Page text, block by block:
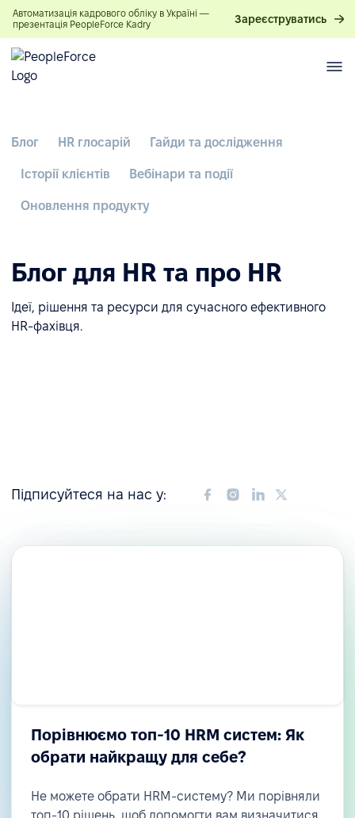
Автоматизація кадрового обліку в Україні —
презентація PeopleForce Kadry
Зареєструватись
Блог HR глосарій Гайди та дослідження
Історії клієнтів Вебінари та події
Оновлення продукту
Блог для HR та про HR
Ідеї, рішення та ресурси для сучасного ефективного
HR-фахівця.
Підписуйтеся на нас у:
Порівнюємо топ-10 HRM систем: Як
обрати найкращу для себе?
Не можете обрати HRM-систему? Ми порівняли
топ-10 рішень, щоб допомогти вам визначитися.